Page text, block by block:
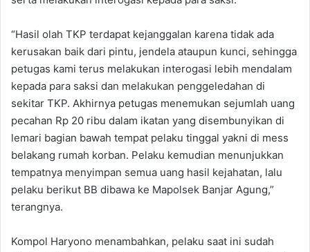
“Hasil olah TKP terdapat kejanggalan karena tidak ada
kerusakan baik dari pintu, jendela ataupun kunci, sehingga
petugas kami terus melakukan interogasi lebih mendalam
kepada para saksi dan melakukan penggeledahan di
sekitar TKP. Akhirnya petugas menemukan sejumlah uang
pecahan Rp 20 ribu dalam ikatan yang disembunyikan di
lemari bagian bawah tempat pelaku tinggal yakni di mess
belakang rumah korban. Pelaku kemudian menunjukkan
tempatnya menyimpan semua uang hasil kejahatan, lalu
pelaku berikut BB dibawa ke Mapolsek Banjar Agung,”
terangnya.
Kompol Haryono menambahkan, pelaku saat ini sudah